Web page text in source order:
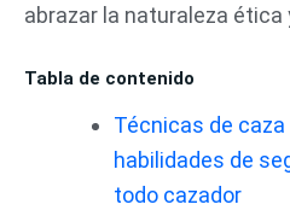
abrazar la naturaleza
Tabla de contenido
Técnicas de
habilidades de
todo cazador